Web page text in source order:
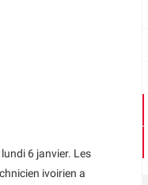
6 janvier. Les
ivoirien a